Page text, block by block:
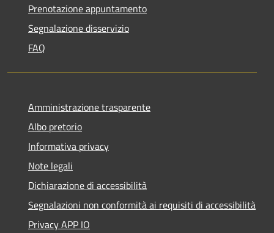
Prenotazione appuntamento
Segnalazione disservizio
FAQ
Amministrazione trasparente
Albo pretorio
Informativa privacy
Note legali
Dichiarazione di accessibilità
Segnalazioni non conformità ai requisiti di accessibilità
Privacy APP IO